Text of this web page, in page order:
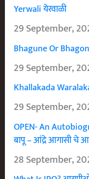
Yerwali येरवाळी
29 September,
Bhagune Or
29 September,
Khallakada
29 September,
OPEN- An
बापू – आंद्रे आगासी चे
28 September,